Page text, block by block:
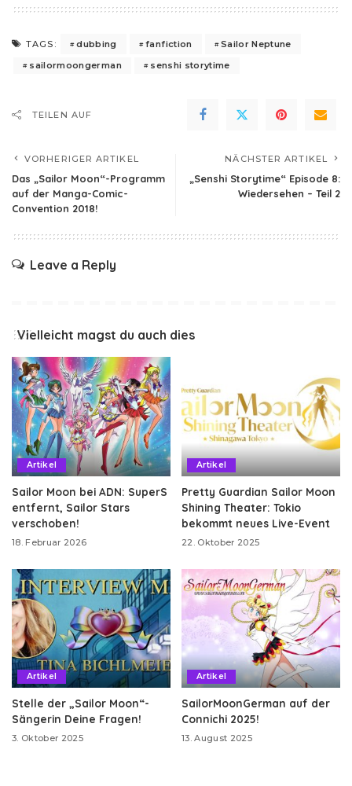
TAGS: dubbing fanfiction
Sailor Neptune
sailormoongerman
senshi storytime
TEILEN AUF
VORHERIGER ARTIKEL
Das „Sailor Moon“-Programm
auf der Manga-Comic-
Convention 2018!
NÄCHSTER ARTIKEL
„Senshi Storytime“ Episode 8:
Wiedersehen – Teil 2
Leave a Reply
Vielleicht magst du auch dies
Artikel
Sailor Moon bei ADN: SuperS
entfernt, Sailor Stars
verschoben!
18. Februar 2026
Artikel
Pretty Guardian Sailor Moon
Shining Theater: Tokio
bekommt neues Live-Event
22. Oktober 2025
Artikel
Stelle der „Sailor Moon“-
Sängerin Deine Fragen!
3. Oktober 2025
Artikel
SailorMoonGerman auf der
Connichi 2025!
13. August 2025